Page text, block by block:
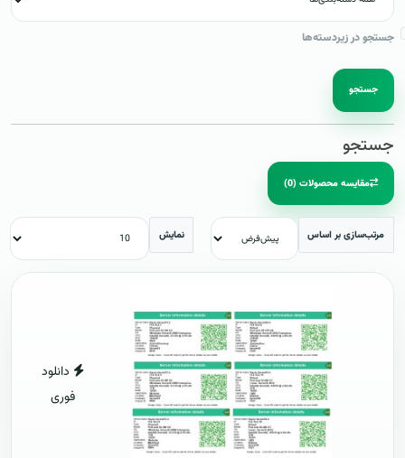
جستجو در زیردسته‌ها
جستجو
جستجو
مقایسه محصولات (0)
مرتب‌سازی بر اساس نمایش
دانلود
فوری